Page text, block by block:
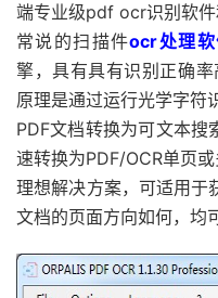
端专业级pdf ocr识别软
常说的扫描件ocr处理软
擎，具有具有识别正确
原理是通过运行光学字符
PDF文档转换为可文本搜
速转换为PDF/OCR单页
理想解决方案，可适用于
文档的页面方向如何，均